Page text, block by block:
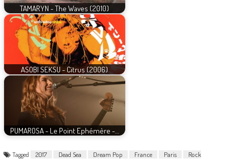
TAMARYN - The Waves (2010)
ASOBI SEKSU - Citrus (2006)
PUMAROSA - Le Point Ephémère -…
Tagged 2017 Dead Sea Dream Pop France Paris
Rock